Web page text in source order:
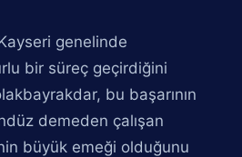
genelinde
bir süreç geçirdiğini
bu başarının
demeden çalışan
büyük emeği olduğunu